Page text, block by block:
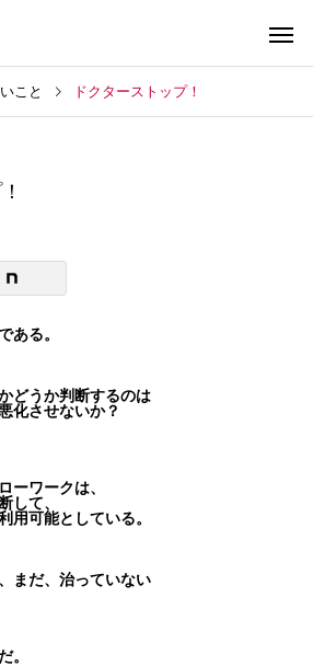
土台
こと ドクターストップ！
ある。
どうか判断するのは
化させないか？
ーワークは、
して、
用可能としている。
まだ、治っていない
。